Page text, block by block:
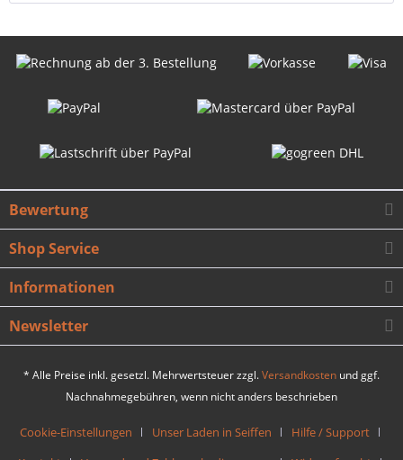
Bewertung
Shop Service
Informationen
Newsletter
* Alle Preise inkl. gesetzl. Mehrwertsteuer zzgl.Versandkosten und ggf.
Nachnahmegebühren, wenn nicht anders beschrieben
Cookie-Einstellungen Unser Laden in Seiffen
Hilfe / Support